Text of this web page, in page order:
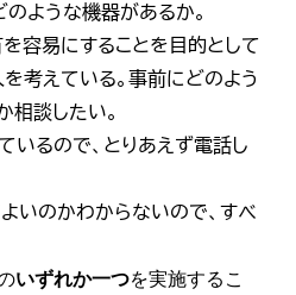
ような機器があるか。
容易にすることを目的として
考えている。事前にどのよう
相談したい。
いるので、とりあえず電話し
いのかわからないので、すべ
いずれか一つを実施するこ